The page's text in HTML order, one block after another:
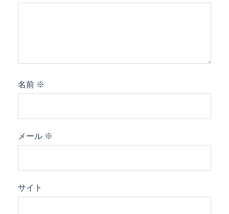
名前 ※
メール ※
サイト